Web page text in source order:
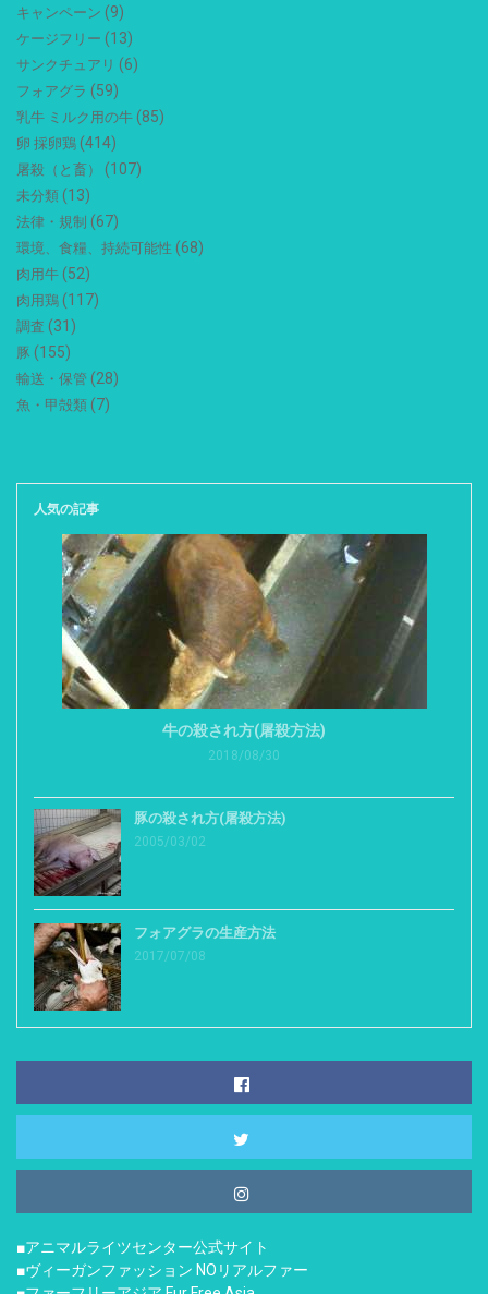
キャンペーン (9)
ケージフリー (13)
サンクチュアリ (6)
フォアグラ (59)
乳牛 ミルク用の牛 (85)
卵 採卵鶏 (414)
屠殺（と畜） (107)
未分類 (13)
法律・規制 (67)
環境、食糧、持続可能性 (68)
肉用牛 (52)
肉用鶏 (117)
調査 (31)
豚 (155)
輸送・保管 (28)
魚・甲殻類 (7)
人気の記事
牛の殺され方(屠殺方法)
2018/08/30
豚の殺され方(屠殺方法)
2005/03/02
フォアグラの生産方法
2017/07/08
■アニマルライツセンター公式サイト
■ヴィーガンファッション NOリアルファー